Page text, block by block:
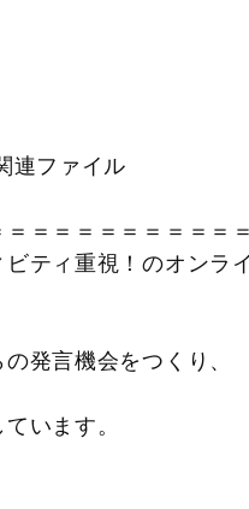
連ファイル
＝＝＝＝＝＝＝＝＝
ティ重視！のオンラ
発言機会をつくり、
います。